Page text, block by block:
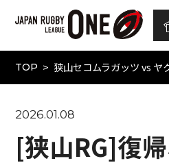
TOP 狭山セコムラガッツ vs
2026.01.08
[狭山RG]復